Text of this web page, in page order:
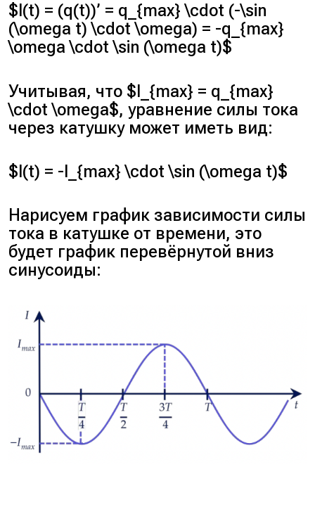
$I(t) = (q(t))’ = q_{max} \cdot (-\sin
(\omega t) \cdot \omega) = -q_{max}
\omega \cdot \sin (\omega t)$
Учитывая, что $I_{max} = q_{max}
\cdot \omega$, уравнение силы тока
через катушку может иметь вид:
$I(t) = -I_{max} \cdot \sin (\omega t)$
Нарисуем график зависимости силы
тока в катушке от времени, это
будет график перевёрнутой вниз
синусоиды: